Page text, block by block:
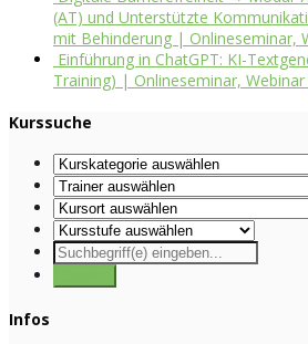
(AT) und Unterstützte
mit Behinderung | Onlineseminar,
Einführung in ChatGPT: KI-
Training) | Onlineseminar,
Kurssuche
Infos